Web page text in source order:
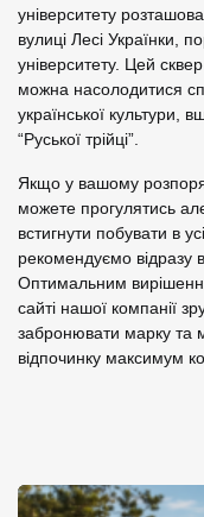
університету
вулиці Лесі Українки,
університету. Цей
можна насолодитися
української культури,
“Руської трійці”.
Якщо у вашому
можете прогулятись
встигнути побувати в
рекомендуємо відразу
Оптимальним
сайті нашої компанії
забронювати марку та
відпочинку максимум